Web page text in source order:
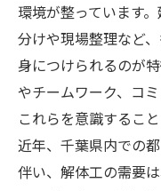
環境が整っています
分けや現場整理など
身につけられるのが
やチームワーク、コ
これらを意識するこ
近年、千葉県内での
伴い、解体工の需要